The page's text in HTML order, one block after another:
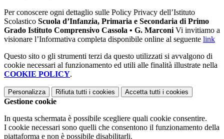
Per conoscere ogni dettaglio sulle Policy Privacy dell’Istituto
Scolastico Scuola d’Infanzia, Primaria e Secondaria di Primo
Grado Istituto Comprensivo Cassola • G. MarconiVi invitiamo a
visionare l’Informativa completa disponibile online al seguente link
Questo sito o gli strumenti terzi da questo utilizzati si avvalgono di
cookie necessari al funzionamento ed utili alle finalità illustrate nella
COOKIE POLICY.
Personalizza Rifiuta tutti i cookies Accetta tutti i cookies
Gestione cookie
In questa schermata è possibile scegliere quali cookie consentire.
I cookie necessari sono quelli che consentono il funzionamento della
piattaforma e non è possibile disabilitarli.